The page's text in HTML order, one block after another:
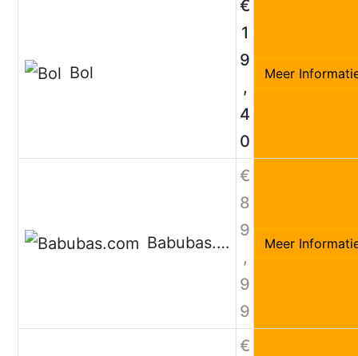
Bol
€
1
9
,
4
0
Meer
Babubas.com
€
8
9
,
9
9
Meer
€